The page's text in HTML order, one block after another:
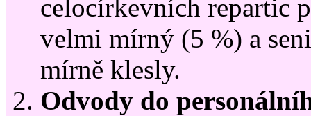
celocírkevních repartic
velmi mírný (5 %) a
mírně klesly.
Odvody do